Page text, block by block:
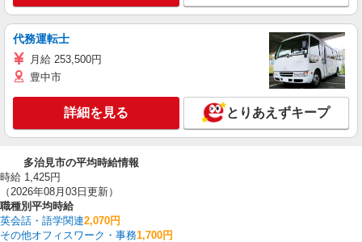
代務運転士
月給 253,500円
豊中市
詳細を見る とりあえずキープ
多治見市の平均時給情報
時給 1,425円
（2026年08月03日更新）
職種別平均時給
英会話・語学関連2,070円
その他オフィスワーク・事務1,700円